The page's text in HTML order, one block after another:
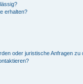
erhalten?
oder juristische Anfragen zu